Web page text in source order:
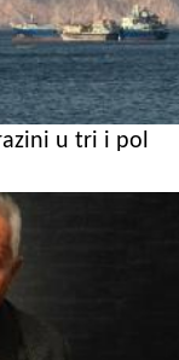
u tri i pol